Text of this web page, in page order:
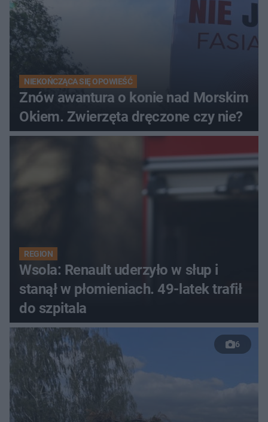
NIEKOŃCZĄCA SIĘ OPOWIEŚĆ
Znów awantura o konie nad Morskim
Okiem. Zwierzęta dręczone czy nie?
REGION
Wsola: Renault uderzyło w słup i
stanął w płomieniach. 49-latek trafił
do szpitala
6